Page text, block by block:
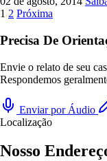
1 2 Próxima
Precisa De
Envie o relato de seu
Respondemos
Enviar por Áudio
Localização
Nosso